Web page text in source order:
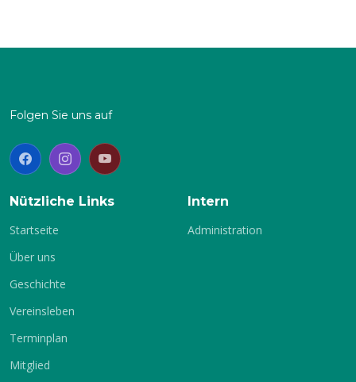
Folgen Sie uns auf
Nützliche Links
Startseite
Über uns
Geschichte
Vereinsleben
Terminplan
Mitglied
Intern
Administration